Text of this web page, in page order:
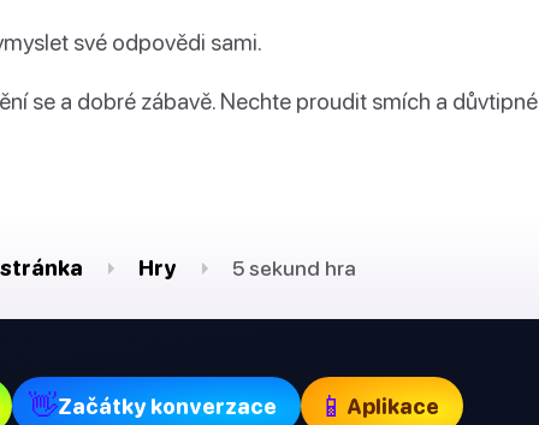
své odpovědi sami.
se a dobré zábavě. Nechte proudit smích a důvtipné
Hry 5 sekund hra
👋Začátky konverzace 📱 Aplikace